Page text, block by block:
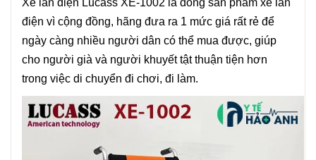
Xe lăn điện Lucass XE-1002 là dòng sản phẩm xe lăn
điện vì cộng đồng, hãng đưa ra 1 mức giá rất rẻ để
ngày càng nhiều người dân có thể mua được, giúp
cho người già và người khuyết tật thuận tiện hơn
trong việc di chuyển đi chơi, đi làm.